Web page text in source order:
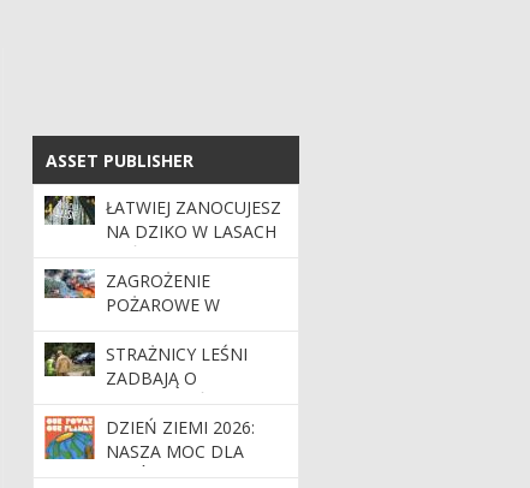
ASSET PUBLISHER
ASSET PUBLISHER
ŁATWIEJ ZANOCUJESZ
NA DZIKO W LASACH
PAŃSTWOWYCH.
PROGRAM ZANOCUJ
W LESIE W
NADLEŚNICTWIE
STRZEBIELINO
ZAGROŻENIE
POŻAROWE W
LASACH. APEL O
OSTROŻNOŚĆ
STRAŻNICY LEŚNI
ZADBAJĄ O
BEZPIECZEŃSTWO
PODCZAS MAJÓWKI
DZIEŃ ZIEMI 2026:
NASZA MOC DLA
LASÓW I PLANETY